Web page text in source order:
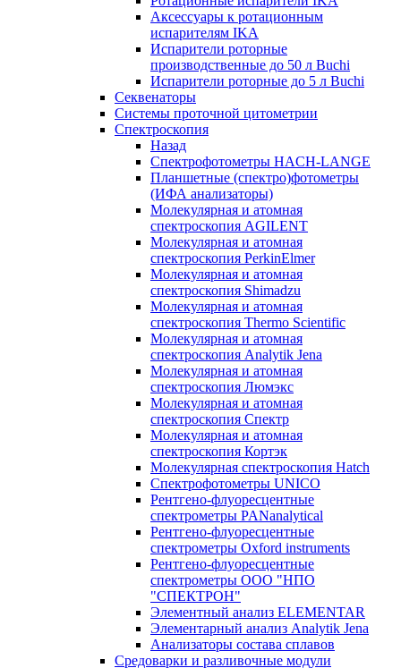
Аксессуары к ротационным
испарителям IKA
Испарители роторные
производственные до 50 л Buchi
Испарители роторные до 5 л Buchi
Секвенаторы
Системы проточной цитометрии
Спектроскопия
Назад
Спектрофотометры HACH-LANGE
Планшетные (спектро)фотометры
(ИФА анализаторы)
Молекулярная и атомная
спектроскопия AGILENT
Молекулярная и атомная
спектроскопия PerkinElmer
Молекулярная и атомная
спектроскопия Shimadzu
Молекулярная и атомная
спектроскопия Thermo Scientific
Молекулярная и атомная
спектроскопия Analytik Jena
Молекулярная и атомная
спектроскопия Люмэкс
Молекулярная и атомная
спектроскопия Спектр
Молекулярная и атомная
спектроскопия Кортэк
Молекулярная спектроскопия Hatch
Спектрофотометры UNICO
Рентгено-флуоресцентные
спектрометры PANanalytical
Рентгено-флуоресцентные
спектрометры Oxford instruments
Рентгено-флуоресцентные
спектрометры ООО "НПО
"СПЕКТРОН"
Элементный анализ ELEMENTAR
Элементарный анализ Analytik Jena
Анализаторы состава сплавов
Средоварки и разливочные модули